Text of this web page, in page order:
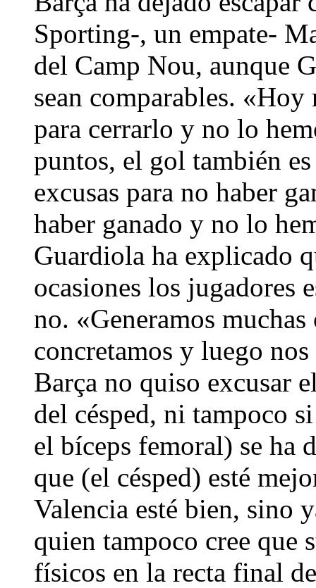
Sporting-, un empate-
del Camp Nou, aunque
sean comparables.
para cerrarlo y no lo
puntos, el gol también
excusas para no haber
haber ganado y no lo
Guardiola ha explicado
ocasiones los jugadores
no. «Generamos
concretamos y luego
Barça no quiso excusar
del césped, ni tampoco
el bíceps femoral) se ha
que (el césped) esté
Valencia esté bien, sino
quien tampoco cree que
físicos en la recta final